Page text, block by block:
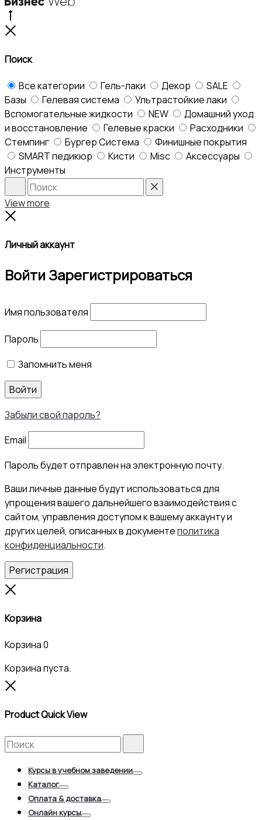
Поиск
Все категории Гель-лаки Декор
SALE
Базы
Гелевая система
Ультрастойкие лаки
Вспомогательные жидкости
NEW
Домашний уход
и восстановление
Гелевые краски
Расходники
Стемпинг
Бургер Система
Финишные покрытия
SMART педикюр
Кисти Misc
Аксессуары
Инструменты
Search
View more
Личный аккаунт
ВойтиЗарегистрироваться
Имя пользователя
Пароль
Запомнить меня
Войти
Забыли свой пароль?
Email
Пароль будет отправлен на электронную почту.
Ваши личные данные будут использоваться для
упрощения вашего дальнейшего взаимодействия с
сайтом, управления доступом к вашему аккаунту и
других целей, описанных в документеполитика
конфиденциальности.
Регистрация
Корзина
Корзина0
Корзина пуста.
Product Quick View
Search
for:
Курсы в учебном заведении
Каталог
Toggle
Оплата & доставка
Онлайн курсы